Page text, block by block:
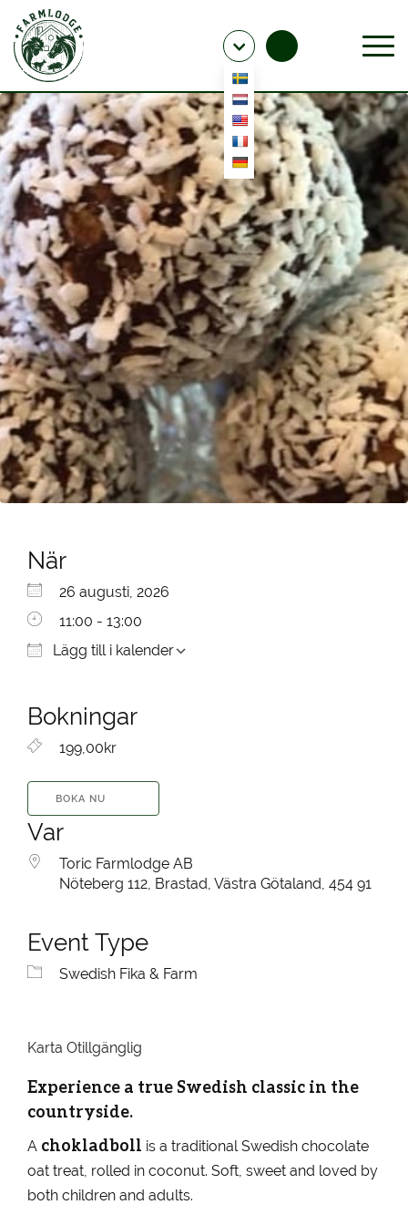
När
26 augusti, 2026
11:00 - 13:00
Lägg till i kalender
Ladda ner ICS
Bokningar
199,00kr
BOKA NU
Var
Toric Farmlodge AB
Nöteberg 112, Brastad, Västra Götaland, 454 91
Event Type
Swedish Fika & Farm
Karta Otillgänglig
Experience a true Swedish classic in the
countryside.
A chokladboll is a traditional Swedish chocolate
oat treat, rolled in coconut. Soft, sweet and loved by
both children and adults.